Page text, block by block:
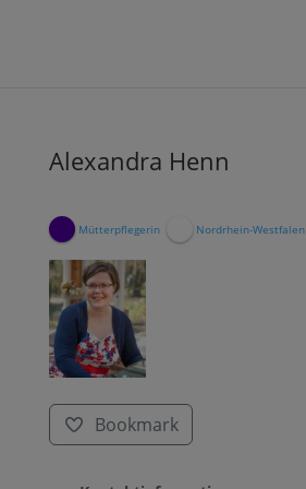
Alexandra Henn
Mütterpflegerin Nordrhein-Westfalen
Bookmark